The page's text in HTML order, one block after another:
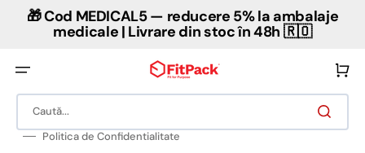
conținut🎁 Cod MEDICAL5 — reducere 5% la ambalaje
medicale | Livrare din stoc în 48h 🇷🇴
Caută...
Coș
Politica de Confidentialitate